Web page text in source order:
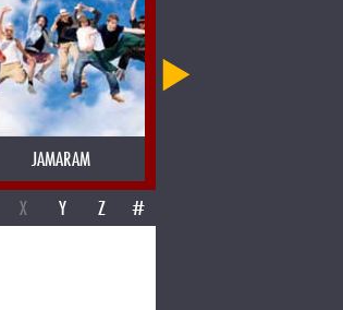
JAMARAM
X Y Z #